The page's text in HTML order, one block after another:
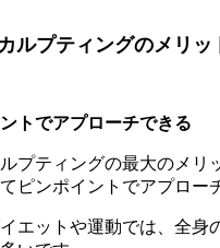
ルプティングのメリッ
ントでアプローチできる
プティングの最大のメリ
ピンポイントでアプロー
エットや運動では、全身